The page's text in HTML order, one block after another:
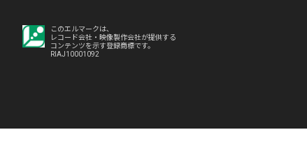
このエルマークは、
レコード会社・映像製作会社が提供する
コンテンツを示す登録商標です。
RIAJ10001092